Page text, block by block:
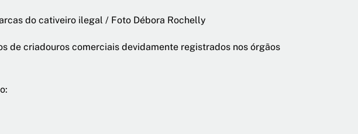
do cativeiro ilegal / Foto Débora Rochelly
de criadouros comerciais devidamente registrados nos órgãos